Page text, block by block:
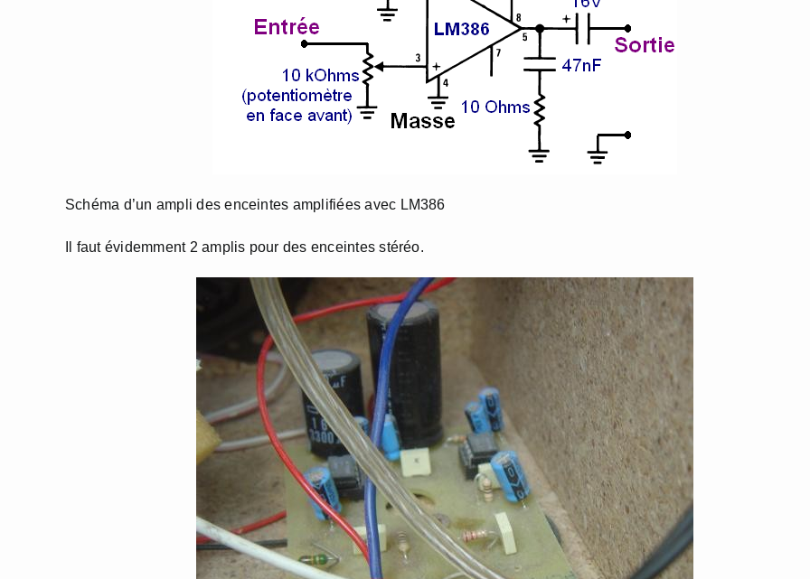
Schéma d’un ampli des enceintes amplifiées avec LM386
Il faut évidemment 2 amplis pour des enceintes stéréo.